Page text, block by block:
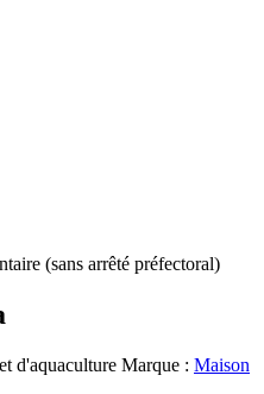
(sans arrêté préfectoral)
d'aquaculture Marque : Maison